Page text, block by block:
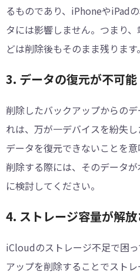
るものであり、iPhoneやiPad
タには影響しません。つまり
どは削除後もそのまま残ります。
3. データの復元が不可能
削除したバックアップからの
れは、万が一デバイスを紛失し
データを復元できないことを
削除する際には、そのデータ
に検討してください。
4. ストレージ容量が解放
iCloudのストレージ不足で困
アップを削除することでスト